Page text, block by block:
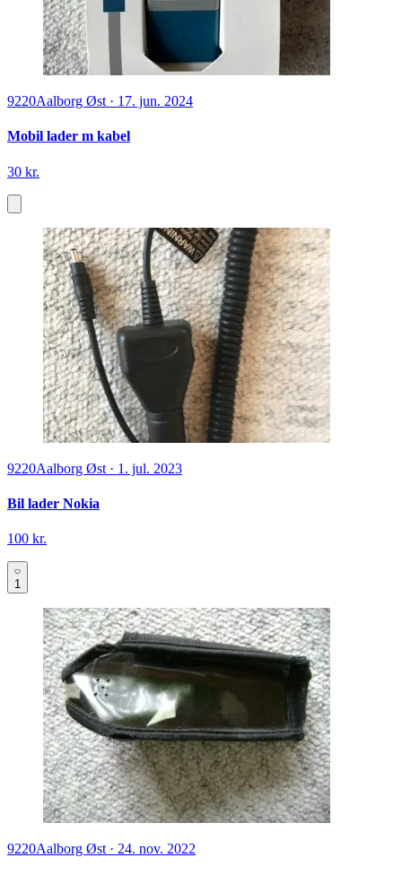
9220Aalborg Øst · 17. jun. 2024
Mobil lader m kabel
30 kr.
9220Aalborg Øst · 1. jul. 2023
Bil lader Nokia
100 kr.
1
9220Aalborg Øst · 24. nov. 2022